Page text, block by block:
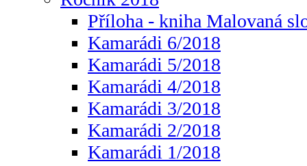
Příloha - kniha Malovaná
Kamarádi 6/2018
Kamarádi 5/2018
Kamarádi 4/2018
Kamarádi 3/2018
Kamarádi 2/2018
Kamarádi 1/2018